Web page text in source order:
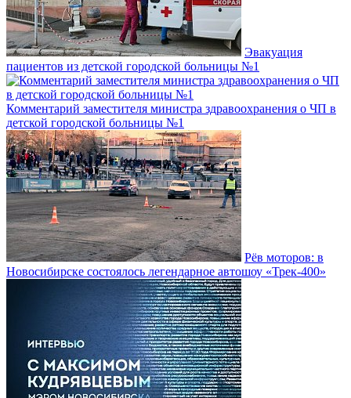
Эвакуация
пациентов из детской городской больницы №1
Комментарий заместителя министра здравоохранения о ЧП в
детской городской больницы №1
Рёв моторов: в
Новосибирске состоялось легендарное автошоу «Трек-400»